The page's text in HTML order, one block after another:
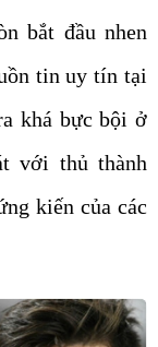
bắt đầu nhen
tin uy tín tại
khá bực bội ở
với thủ thành
kiến của các